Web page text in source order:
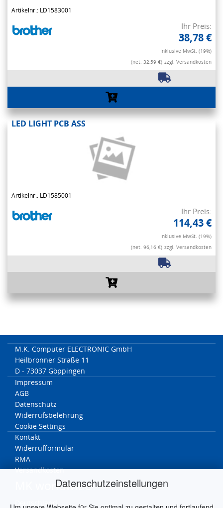
Datenschutzeinstellungen
Artikelnr.: LD1583001
Ihr Preis:
38,78 €
Inklusive MwSt. (19%)
(net. 32,59 €) zzgl. Versandkosten
LED LIGHT PCB ASS
Artikelnr.: LD1585001
Ihr Preis:
114,43 €
Inklusive MwSt. (19%)
(net. 96,16 €) zzgl. Versandkosten
M.K. Computer ELECTRONIC GmbH
Heilbronner Straße 11
D - 73037 Göppingen
Impressum
AGB
Datenschutz
Widerrufsbelehrung
Cookie Settings
Kontakt
Widerrufformular
RMA
Versandkosten
MK worldwide
Deutschland